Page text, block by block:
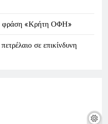
φράση «Κρήτη ΟΦΗ»
σε επικίνδυνη